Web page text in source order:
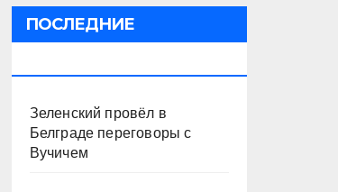
ПОСЛЕДНИЕ
Зеленский провёл в
Белграде переговоры с
Вучичем